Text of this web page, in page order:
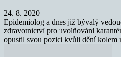
24. 8. 2020
Epidemiolog a dnes již bývalý
zdravotnictví pro uvolňování
opustil svou pozici kvůli dění kolem